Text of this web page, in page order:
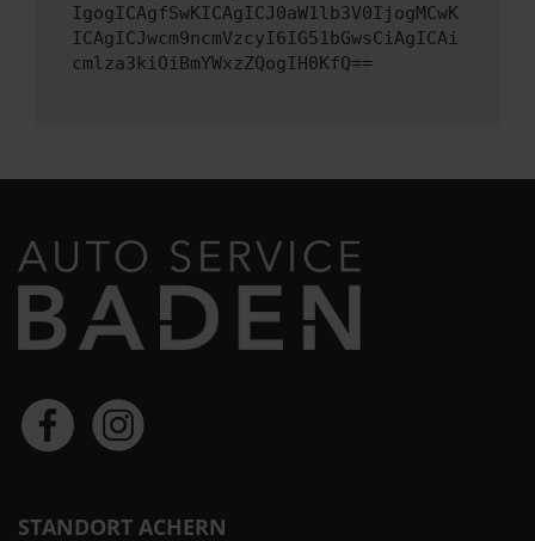
IgogICAgfSwKICAgICJ0aW1lb3V0IjogMCwK
ICAgICJwcm9ncmVzcyI6IG51bGwsCiAgICAi
cmlza3kiOiBmYWxzZQogIH0KfQ==
STANDORT ACHERN